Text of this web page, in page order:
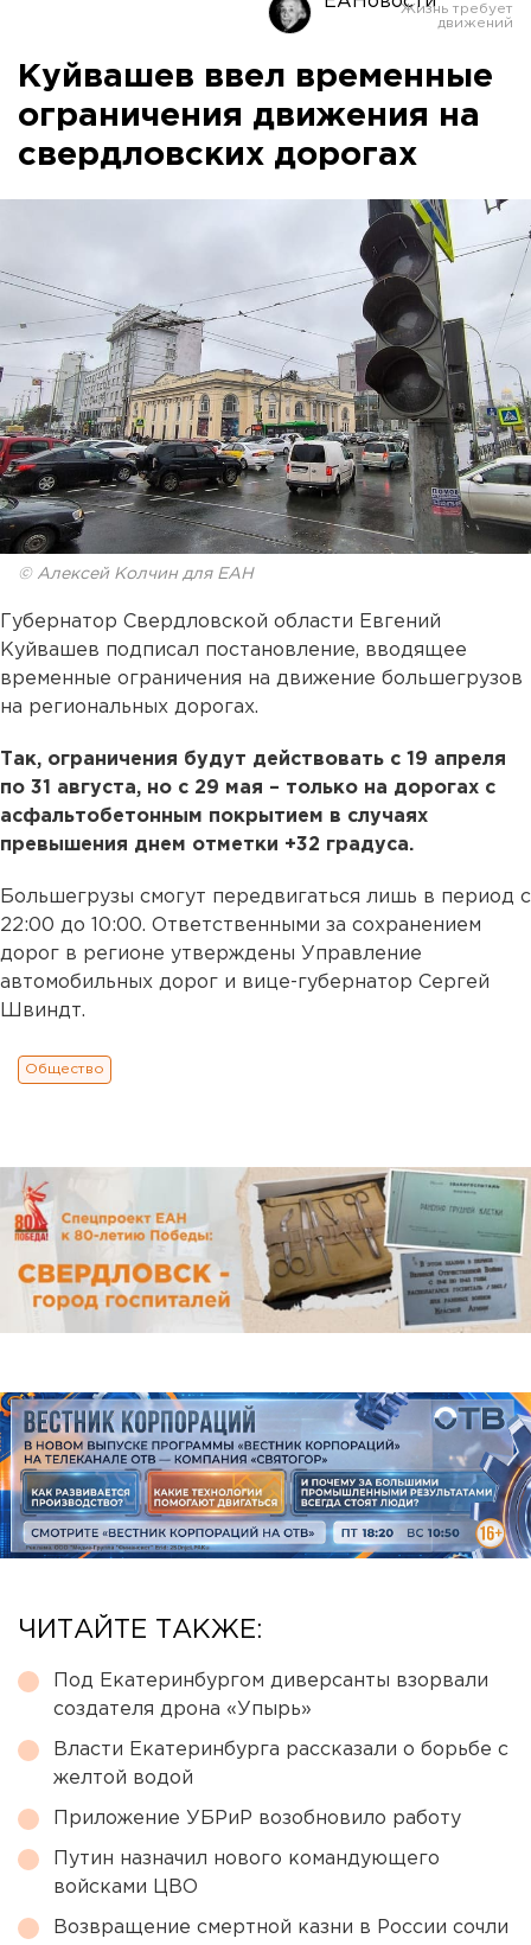
Куйвашев ввел временные
ограничения движения на
свердловских дорогах
© Алексей Колчин для ЕАН
Губернатор Свердловской области Евгений
Куйвашев подписал постановление, вводящее
временные ограничения на движение большегрузов
на региональных дорогах.
Так, ограничения будут действовать с 19 апреля
по 31 августа, но с 29 мая – только на дорогах с
асфальтобетонным покрытием в случаях
превышения днем отметки +32 градуса.
Большегрузы смогут передвигаться лишь в период с
22:00 до 10:00. Ответственными за сохранением
дорог в регионе утверждены Управление
автомобильных дорог и вице-губернатор Сергей
Швиндт.
Общество
ЧИТАЙТЕ ТАКЖЕ:
Под Екатеринбургом диверсанты взорвали
создателя дрона «Упырь»
Власти Екатеринбурга рассказали о борьбе с
желтой водой
Приложение УБРиР возобновило работу
Путин назначил нового командующего
войсками ЦВО
Возвращение смертной казни в России сочли